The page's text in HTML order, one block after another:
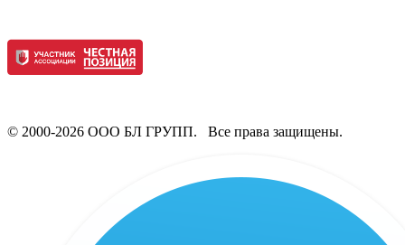
© 2000-2026 ООО БЛ ГРУПП. Все права защищены.